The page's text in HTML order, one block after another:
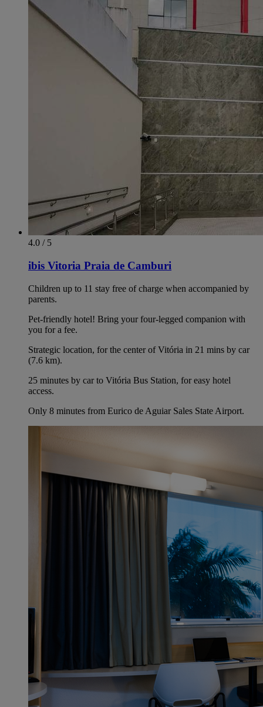
4.0 / 5
ibis Vitoria Praia de Camburi
Children up to 11 stay free of charge when accompanied by
parents.
Pet-friendly hotel! Bring your four-legged companion with
you for a fee.
Strategic location, for the center of Vitória in 21 mins by car
(7.6 km).
25 minutes by car to Vitória Bus Station, for easy hotel
access.
Only 8 minutes from Eurico de Aguiar Sales State Airport.